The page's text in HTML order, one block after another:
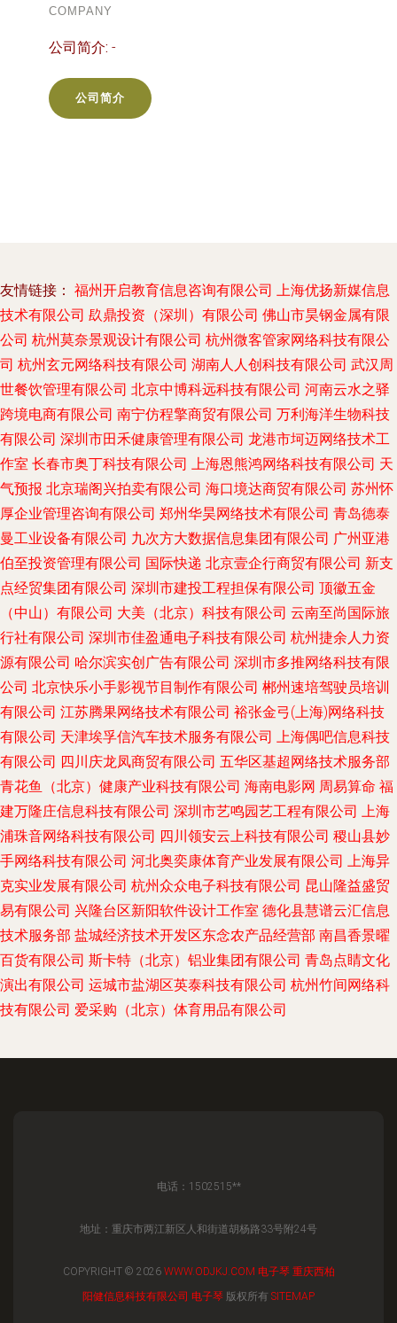
COMPANY
公司简介: -
公司简介
友情链接： 福州开启教育信息咨询有限公司 上海优扬新媒信息
技术有限公司 镹鼎投资（深圳）有限公司 佛山市昊钢金属有限
公司 杭州莫奈景观设计有限公司 杭州微客管家网络科技有限公
司 杭州玄元网络科技有限公司 湖南人人创科技有限公司 武汉周
世餐饮管理有限公司 北京中博科远科技有限公司 河南云水之驿
跨境电商有限公司 南宁仿程擎商贸有限公司 万利海洋生物科技
有限公司 深圳市田禾健康管理有限公司 龙港市坷迈网络技术工
作室 长春市奥丁科技有限公司 上海恩熊鸿网络科技有限公司 天
气预报 北京瑞阁兴拍卖有限公司 海口境达商贸有限公司 苏州怀
厚企业管理咨询有限公司 郑州华昊网络技术有限公司 青岛德泰
曼工业设备有限公司 九次方大数据信息集团有限公司 广州亚港
伯至投资管理有限公司 国际快递 北京壹企行商贸有限公司 新支
点经贸集团有限公司 深圳市建投工程担保有限公司 顶徽五金
（中山）有限公司 大美（北京）科技有限公司 云南至尚国际旅
行社有限公司 深圳市佳盈通电子科技有限公司 杭州捷余人力资
源有限公司 哈尔滨实创广告有限公司 深圳市多推网络科技有限
公司 北京快乐小手影视节目制作有限公司 郴州速培驾驶员培训
有限公司 江苏腾果网络技术有限公司 裕张金弓(上海)网络科技
有限公司 天津埃孚信汽车技术服务有限公司 上海偶吧信息科技
有限公司 四川庆龙凤商贸有限公司 五华区基超网络技术服务部
青花鱼（北京）健康产业科技有限公司 海南电影网 周易算命 福
建万隆庄信息科技有限公司 深圳市艺鸣园艺工程有限公司 上海
浦珠音网络科技有限公司 四川领安云上科技有限公司 稷山县妙
手网络科技有限公司 河北奥奕康体育产业发展有限公司 上海异
克实业发展有限公司 杭州众众电子科技有限公司 昆山隆益盛贸
易有限公司 兴隆台区新阳软件设计工作室 德化县慧谱云汇信息
技术服务部 盐城经济技术开发区东念农产品经营部 南昌香景曜
百货有限公司 斯卡特（北京）铝业集团有限公司 青岛点睛文化
演出有限公司 运城市盐湖区英泰科技有限公司 杭州竹间网络科
技有限公司 爱采购（北京）体育用品有限公司
电话：1502515**
地址：重庆市两江新区人和街道胡杨路33号附24号
COPYRIGHT © 2026 WWW.ODJKJ.COM 电子琴 重庆西柏
阳健信息科技有限公司 电子琴 版权所有 SITEMAP